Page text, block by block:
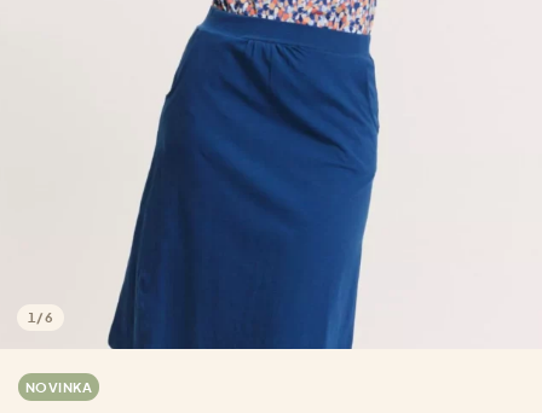
1 /6
NOVINKA